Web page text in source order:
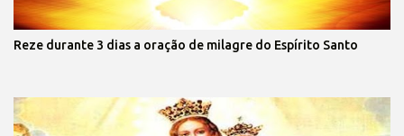
Reze durante 3 dias a oração de milagre do Espírito Santo